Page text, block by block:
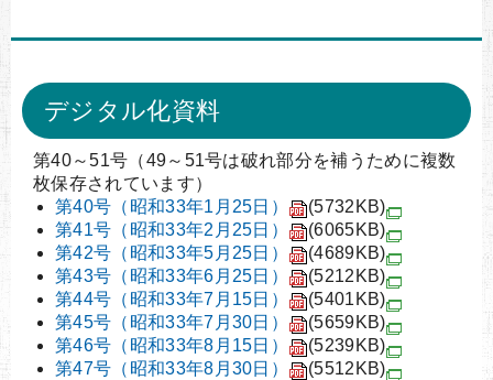
デジタル化資料
第40～51号（49～51号は破れ部分を補うために複数
枚保存されています）
第40号（昭和33年1月25日）
(5732KB)
第41号（昭和33年2月25日）
(6065KB)
第42号（昭和33年5月25日）
(4689KB)
第43号（昭和33年6月25日）
(5212KB)
第44号（昭和33年7月15日）
(5401KB)
第45号（昭和33年7月30日）
(5659KB)
第46号（昭和33年8月15日）
(5239KB)
第47号（昭和33年8月30日）
(5512KB)